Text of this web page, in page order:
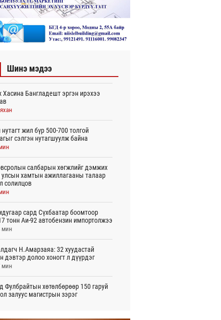
Шинэ мэдээ
Хасина Бангладешт эргэн ирэхээ
жил бүр 500-700 толгой
сэлгэн нутагшуулж байна
салбарын хөгжлийг дэмжих
улсын хамтын ажиллагааны талаар
солилцов
сард Сүхбаатар боомтоор
тонн Аи-92 автобензин импортолжээ
мин
Н.Амарзаяа: 32 хуудастай
дэвтэр долоо хоногт л дүүрдэг
мин
Фулбрайтын хөтөлбөрөөр 150 гаруй
залуус магистрын зэрэг